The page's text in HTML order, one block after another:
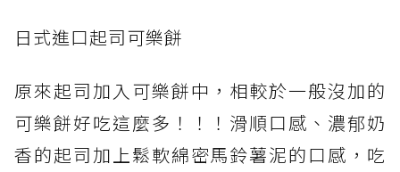
日式進口起司可樂餅
原來起司加入可樂餅中，相較於一般沒加的
可樂餅好吃這麼多！！！滑順口感、濃郁奶
香的起司加上鬆軟綿密馬鈴薯泥的口感，吃